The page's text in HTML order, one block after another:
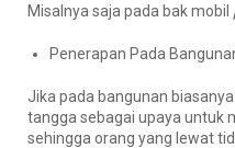
Misalnya saja pada bak mobil
Penerapan Pada
Jika pada bangunan
tangga sebagai upaya untuk
sehingga orang yang lewat